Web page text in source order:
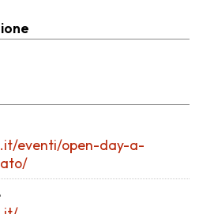
eventi/open-day-a-